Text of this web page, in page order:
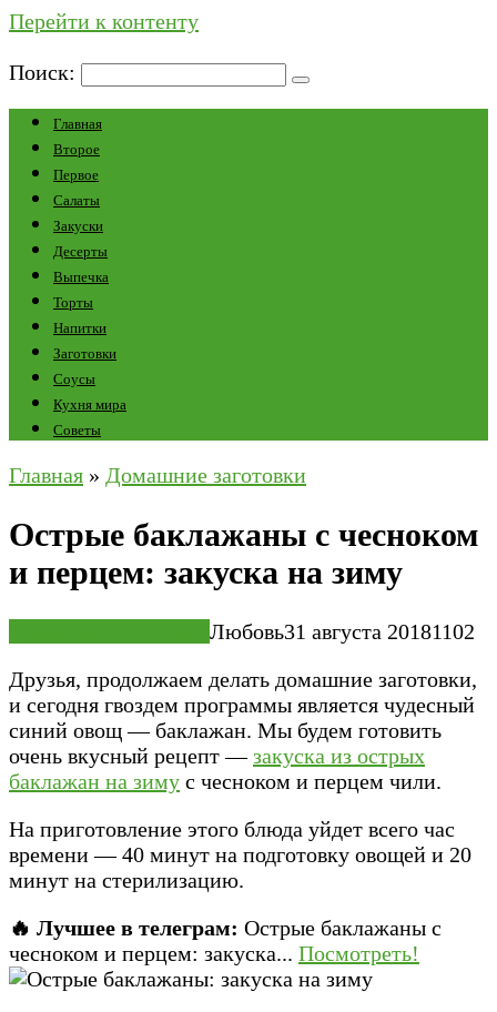
Перейти к контенту
Поиск:
Главная
Второе
Первое
Салаты
Закуски
Десерты
Выпечка
Торты
Напитки
Заготовки
Соусы
Кухня мира
Советы
Главная » Домашние заготовки
Острые баклажаны с чесноком
и перцем: закуска на зиму
Любовь31 августа 20181102
Друзья, продолжаем делать домашние заготовки,
и сегодня гвоздем программы является чудесный
синий овощ — баклажан. Мы будем готовить
очень вкусный рецепт — закуска из острых
баклажан на зиму с чесноком и перцем чили.
На приготовление этого блюда уйдет всего час
времени — 40 минут на подготовку овощей и 20
минут на стерилизацию.
🔥 Лучшее в телеграм: Острые баклажаны с
чесноком и перцем: закуска... Посмотреть!